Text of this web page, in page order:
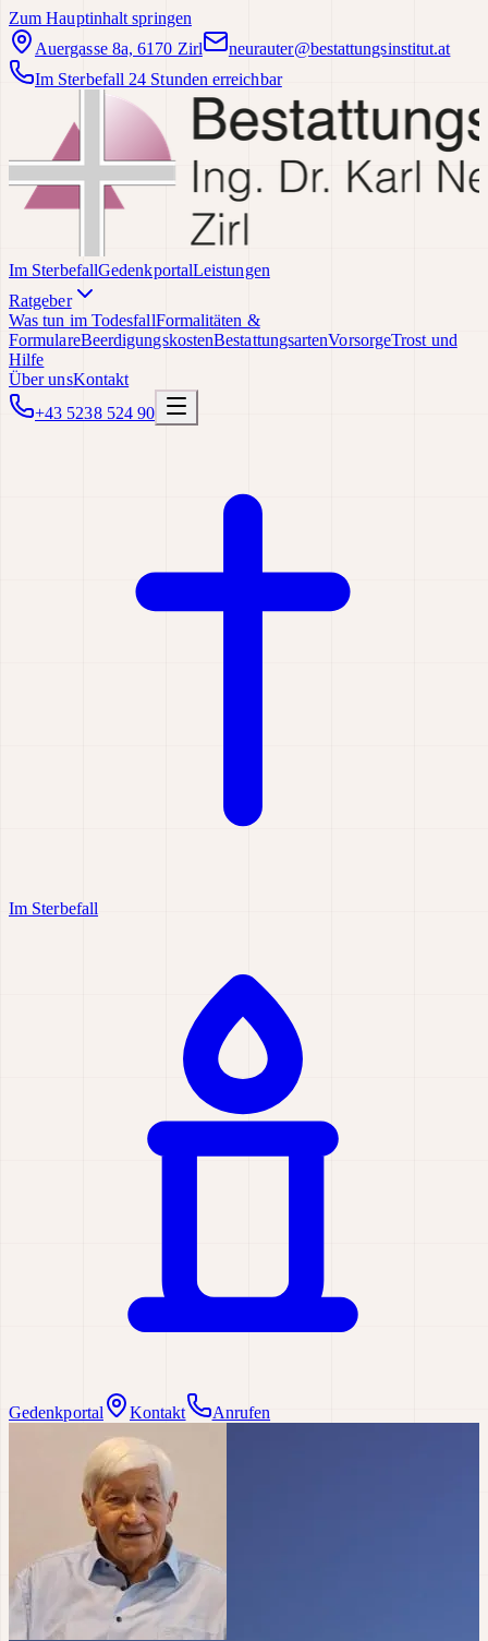
Zum Hauptinhalt springen
Auergasse 8a, 6170 Zirl
neurauter@bestattungsinstitut.at
Im Sterbefall 24 Stunden erreichbar
Im SterbefallGedenkportalLeistungen
Ratgeber
Was tun im TodesfallFormalitäten &
FormulareBeerdigungskostenBestattungsartenVorsorgeTrost und
Hilfe
Über unsKontakt
+43 5238 524 90
Im Sterbefall
Gedenkportal Kontakt Anrufen